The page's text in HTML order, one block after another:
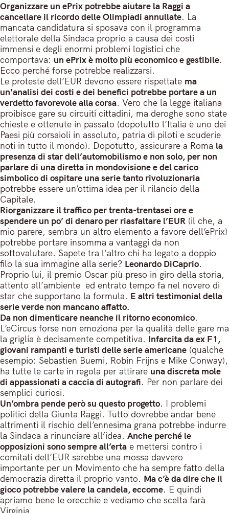
Organizzare un ePrix potrebbe aiutare la Raggi a
cancellare il ricordo delle Olimpiadi annullate. La
mancata candidatura si sposava con il programma
elettorale della Sindaca proprio a causa dei costi
immensi e degli enormi problemi logistici che
comportava: un ePrix è molto più economico e gestibile.
Ecco perché forse potrebbe realizzarsi.
Le proteste dell’EUR devono essere rispettate ma
un’analisi dei costi e dei benefici potrebbe portare a un
verdetto favorevole alla corsa. Vero che la legge italiana
proibisce gare su circuiti cittadini, ma deroghe sono state
chieste e ottenute in passato (dopotutto l’Italia è uno dei
Paesi più corsaioli in assoluto, patria di piloti e scuderie
noti in tutto il mondo). Dopotutto, assicurare a Roma la
presenza di star dell’automobilismo e non solo, per non
parlare di una diretta in mondovisione e del carico
simbolico di ospitare una serie tanto rivoluzionaria
potrebbe essere un’ottima idea per il rilancio della
Capitale.
Riorganizzare il traffico per trenta-trentasei ore e
spendere un po’ di denaro per riasfaltare l’EUR (il che, a
mio parere, sembra un altro elemento a favore dell’ePrix)
potrebbe portare insomma a vantaggi da non
sottovalutare. Sapete tra l’altro chi ha legato a doppio
filo la sua immagine alla serie? Leonardo DiCaprio.
Proprio lui, il premio Oscar più preso in giro della storia,
attento all’ambiente ed entrato tempo fa nel novero di
star che supportano la formula. E altri testimonial della
serie verde non mancano affatto.
Da non dimenticare neanche il ritorno economico.
L’eCircus forse non emoziona per la qualità delle gare ma
la griglia è decisamente competitiva. Infarcita da ex F1,
giovani rampanti e turisti delle serie americane (qualche
esempio: Sebastien Buemi, Robin Frijns e Mike Conway),
ha tutte le carte in regola per attirare una discreta mole
di appassionati a caccia di autografi. Per non parlare dei
semplici curiosi.
Un’ombra pende però su questo progetto. I problemi
politici della Giunta Raggi. Tutto dovrebbe andar bene
altrimenti il rischio dell’ennesima grana potrebbe indurre
la Sindaca a rinunciare all’idea. Anche perché le
opposizioni sono sempre all’erta e mettersi contro i
comitati dell’EUR sarebbe una mossa davvero
importante per un Movimento che ha sempre fatto della
democrazia diretta il proprio vanto. Ma c’è da dire che il
gioco potrebbe valere la candela, eccome. E quindi
apriamo bene le orecchie e vediamo che scelta farà